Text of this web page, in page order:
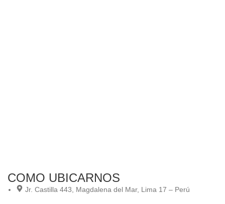
COMO UBICARNOS
Jr. Castilla 443, Magdalena del Mar, Lima 17 – Perú